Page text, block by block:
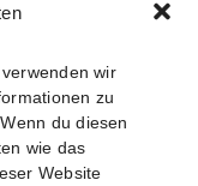
wir
zu
du diesen
wie das
Website